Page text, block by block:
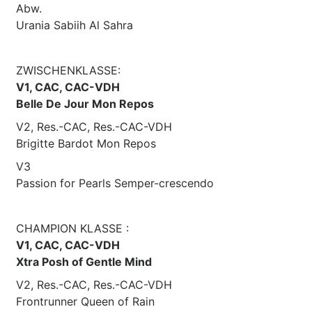
Abw.
Urania Sabiih Al Sahra
ZWISCHENKLASSE:
V1, CAC, CAC-VDH
Belle De Jour Mon Repos
V2, Res.-CAC, Res.-CAC-VDH
Brigitte Bardot Mon Repos
V3
Passion for Pearls Semper-crescendo
CHAMPION KLASSE :
V1, CAC, CAC-VDH
Xtra Posh of Gentle Mind
V2, Res.-CAC, Res.-CAC-VDH
Frontrunner Queen of Rain